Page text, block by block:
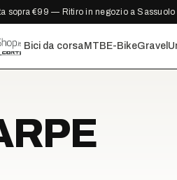
sopra €99 — Ritiro in negozio a Sassuolo
Bici da corsa MTB E-BikeGravel